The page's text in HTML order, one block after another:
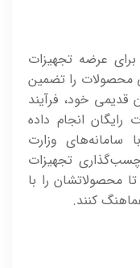
عرضه تجهیزات
محصولات را تضمین
خود، فرآیند
رایگان انجام داده
وزارت
تجهیزات
محصولاتشان را با
کنند.